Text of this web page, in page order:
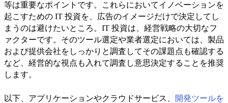
等は重要なポイントです。これらにおいてイノベーションを
起こすための IT 投資を、広告のイメージだけで決定してし
まうのは避けたいところ。IT 投資は、経営戦略の大切なフ
ァクターです。そのツール選定や業者選定においては、製品
および提供会社をしっかりと調査してその課題点も確認する
など、経営的な視点も入れて調査し意思決定することを推奨
します。
以下、アプリケーションやクラウドサービス、
開発ツールを